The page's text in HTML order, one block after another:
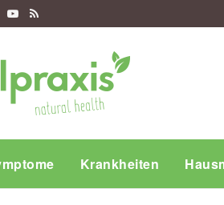
Krankheiten